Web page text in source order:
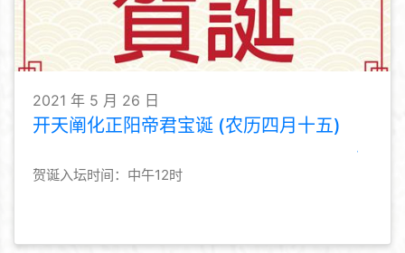
2021 年 5 月 26 日
开天阐化正阳帝君宝诞 (农历四月十五)
贺诞入坛时间：中午12时